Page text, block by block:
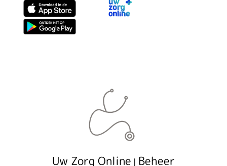
U
w
Uw Zorg Online | Beheer